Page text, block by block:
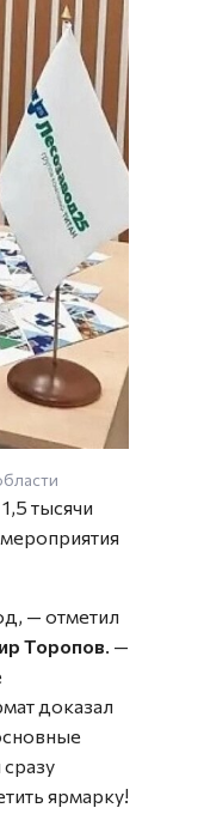
тысячи
— отметил
Торопов. —
доказал
ярмарку!